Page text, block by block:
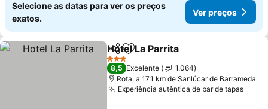
Selecione as datas para ver os preços
exatos.
Ver preços
PartilharAdicionar aos favoritos
Hotel La Parrita
3 Estrelas
8,5 Excelente
1.064
Rota, a 17.1 km de Sanlúcar de Barrameda
Experiência autêntica de bar de tapasVer